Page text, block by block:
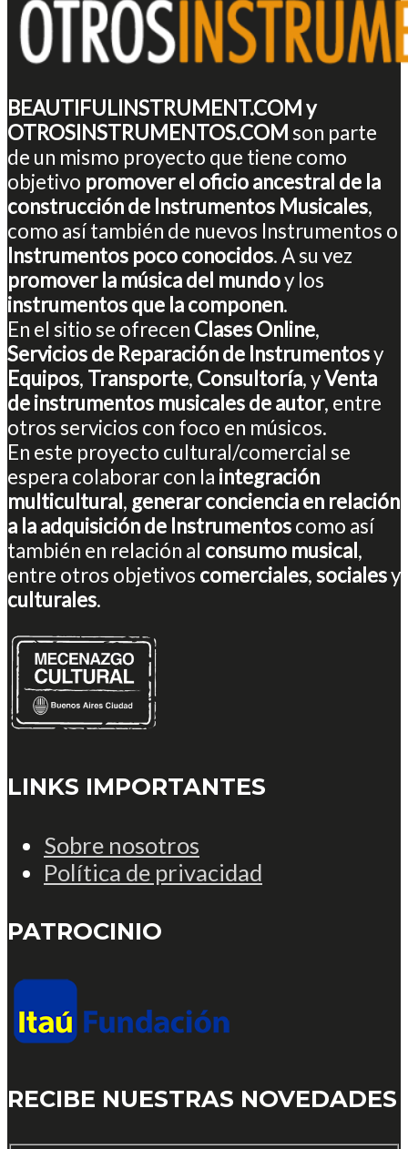
BEAUTIFULINSTRUMENT.COM y
OTROSINSTRUMENTOS.COM son parte
de un mismo proyecto que tiene como
objetivo promover el oficio ancestral de la
construcción de Instrumentos Musicales,
como así también de nuevos Instrumentos o
Instrumentos poco conocidos. A su vez
promover la música del mundoy los
instrumentos que la componen.
En el sitio se ofrecen Clases Online,
Servicios de Reparación de Instrumentosy
Equipos, Transporte, Consultoría, yVenta
de instrumentos musicales de autor, entre
otros servicios con foco en músicos.
En este proyecto cultural/comercial se
espera colaborar con la integración
multicultural , generar conciencia en relación
a la adquisición de Instrumentoscomo así
también en relación al consumo musical ,
entre otros objetivos comerciales,socialesy
culturales.
LINKS IMPORTANTES
Sobre nosotros
Política de privacidad
PATROCINIO
RECIBE NUESTRAS NOVEDADES